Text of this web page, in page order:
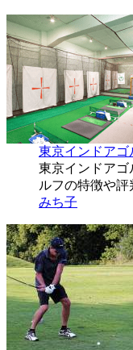
東京インドア
東京インドア
ルフの特徴や
みち子